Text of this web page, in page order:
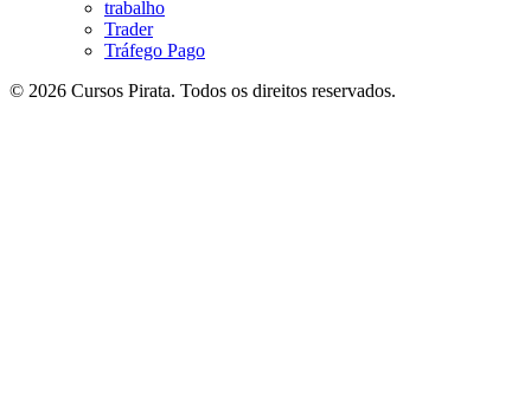
trabalho
Trader
Tráfego Pago
© 2026 Cursos Pirata. Todos os direitos reservados.